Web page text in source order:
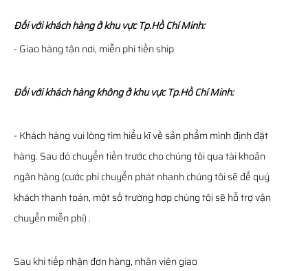
Đối với khách hàng ở khu vực Tp.Hồ Chí Minh:
- Giao hàng tận nơi, miễn phí tiền ship
Đối với khách hàng không ở khu vực Tp.Hồ Chí Minh:
- Khách hàng vui lòng tìm hiểu kĩ về sản phẩm mình định đặt
hàng. Sau đó chuyển tiền trước cho chúng tôi qua tài khoản
ngân hàng (cước phí chuyển phát nhanh chúng tôi sẽ để quý
khách thanh toán, một số trường hợp chúng tôi sẽ hỗ trợ vận
chuyển miễn phí) .
Sau khi tiếp nhận đơn hàng, nhân viên giao